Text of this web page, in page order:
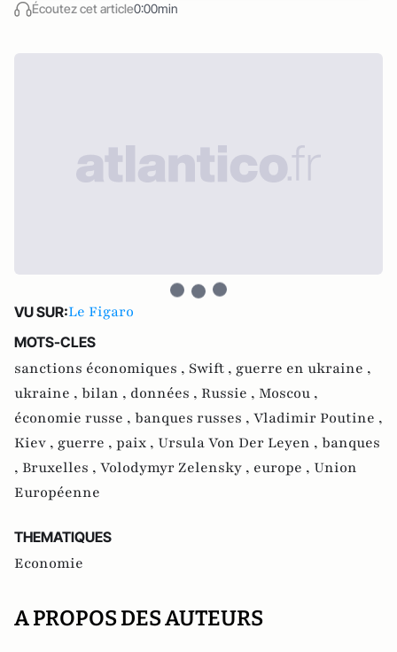
Écoutez cet article0:00min
VU SUR:Le Figaro
MOTS-CLES
sanctions économiques , Swift , guerre en ukraine ,
ukraine , bilan , données , Russie , Moscou ,
économie russe , banques russes , Vladimir Poutine ,
Kiev , guerre , paix , Ursula Von Der Leyen , banques
, Bruxelles , Volodymyr Zelensky , europe , Union
Européenne
THEMATIQUES
Economie
A PROPOS DES AUTEURS